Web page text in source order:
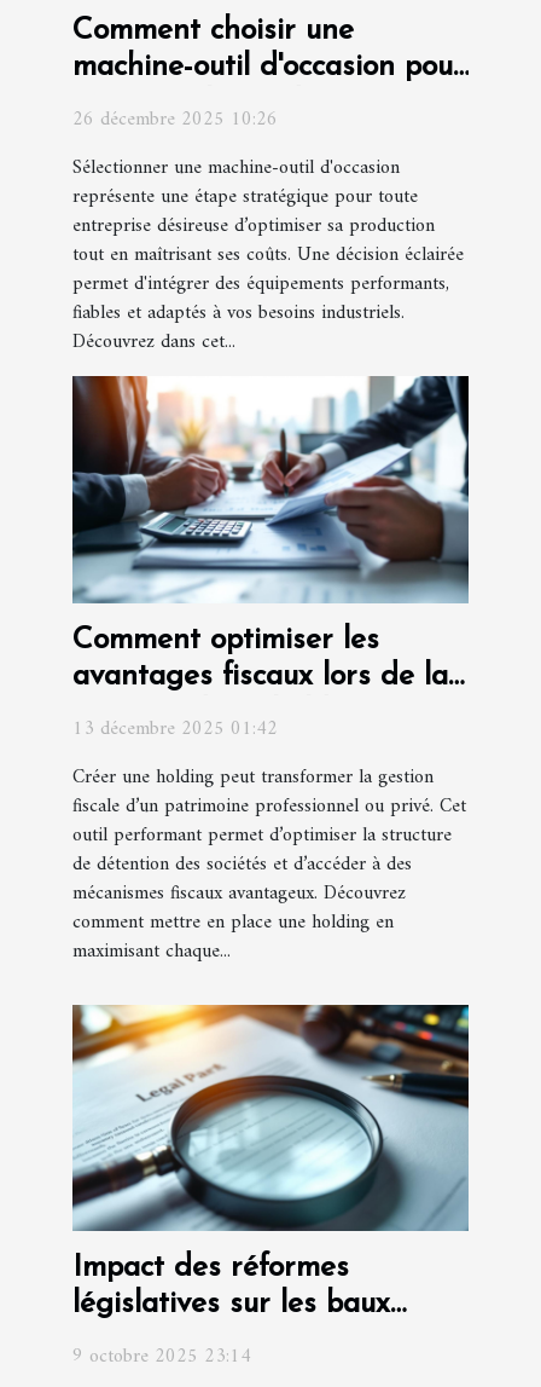
Comment choisir une
machine-outil d'occasion pour
optimiser la production ?
26 décembre 2025 10:26
Sélectionner une machine-outil d'occasion
représente une étape stratégique pour toute
entreprise désireuse d’optimiser sa production
tout en maîtrisant ses coûts. Une décision éclairée
permet d'intégrer des équipements performants,
fiables et adaptés à vos besoins industriels.
Découvrez dans cet...
Comment optimiser les
avantages fiscaux lors de la
13 décembre 2025 01:42
Créer une holding peut transformer la gestion
fiscale d’un patrimoine professionnel ou privé. Cet
outil performant permet d’optimiser la structure
de détention des sociétés et d’accéder à des
mécanismes fiscaux avantageux. Découvrez
comment mettre en place une holding en
maximisant chaque...
Impact des réformes
législatives sur les baux
commerciaux
9 octobre 2025 23:14